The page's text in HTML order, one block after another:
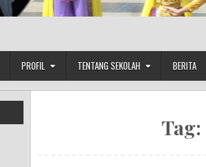
PROFIL TENTANG SEKOLAH BERITA
Tag: